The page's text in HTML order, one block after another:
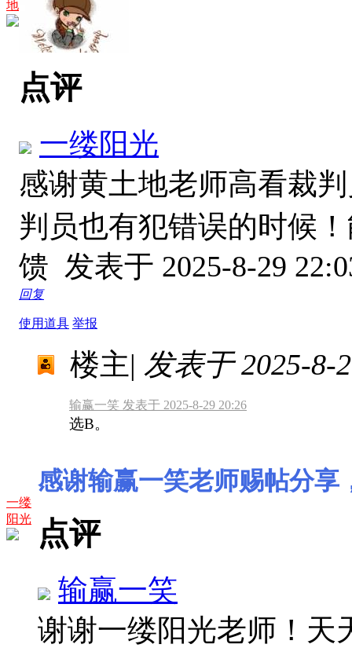
地
点评
一缕阳光
感谢黄土地老师高看裁
判员也有犯错误的时候
馈 发表于 2025-8-29
回复
使用道具 举报
一缕
阳光
楼主| 发表于 2025-8-
输赢一笑 发表于 2025-8-29 20:26
选B。
感谢输赢一笑老师赐帖分享
点评
输赢一笑
谢谢一缕阳光老师！